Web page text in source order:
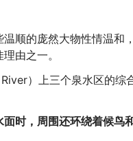
顺的庞然大物性情温和
由之一。
）上三个泉水区的综
时，周围还环绕着候鸟